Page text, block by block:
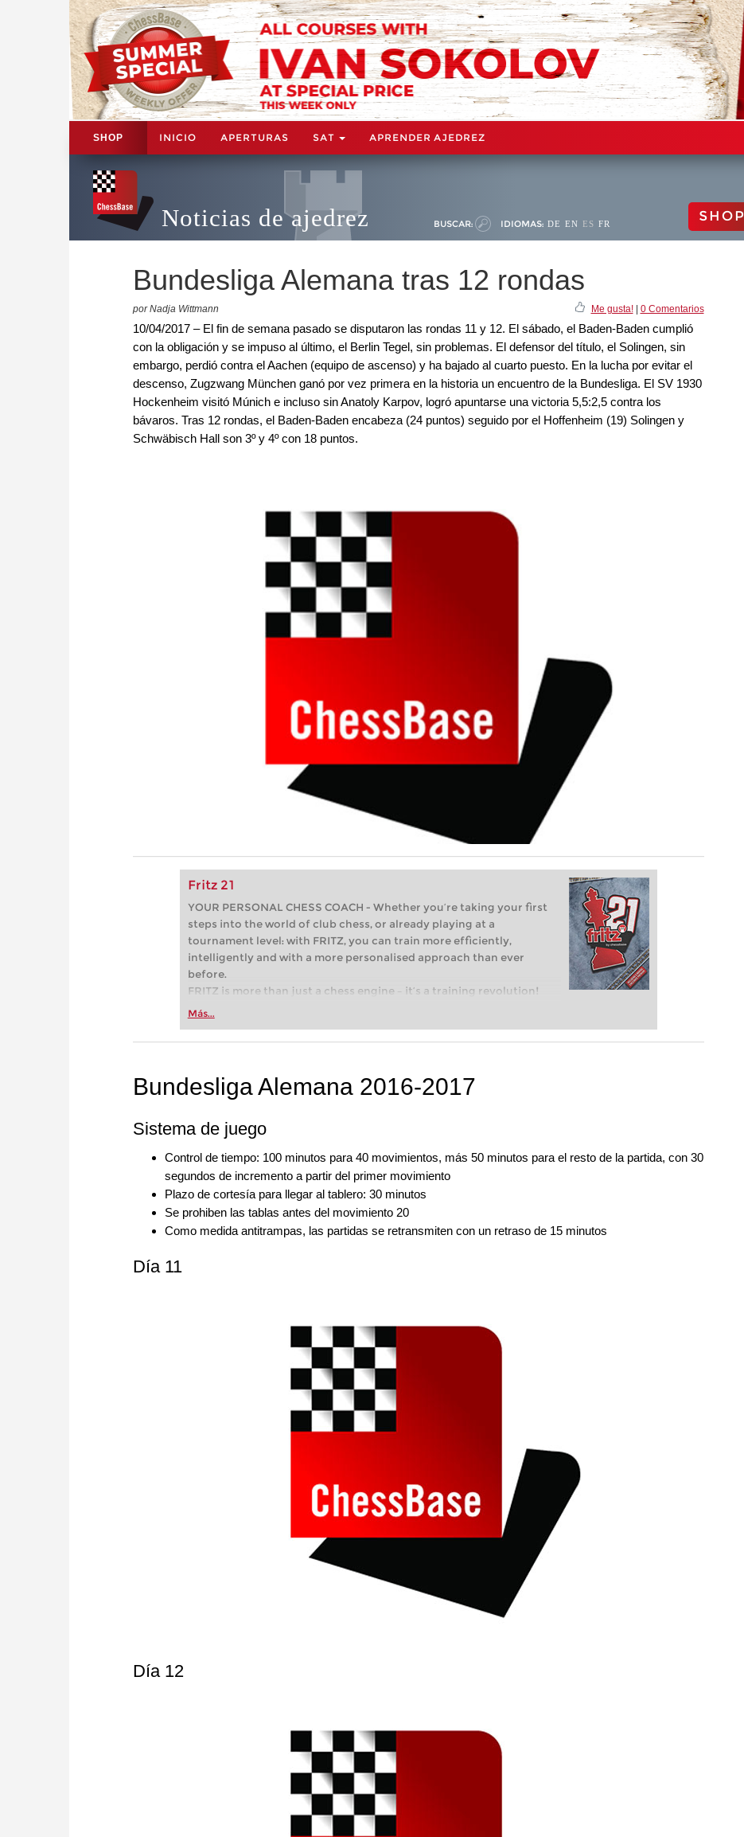
SHOP INICIO APERTURAS SAT APRENDER AJEDREZ
Noticias de ajedrez BUSCAR: IDIOMAS: DE EN ES FR SHOP
Bundesliga Alemana tras 12 rondas
por Nadja Wittmann Me gusta!| 0 Comentarios
10/04/2017 – El fin de semana pasado se disputaron las rondas 11 y 12. El sábado, el Baden-Baden cumplió
con la obligación y se impuso al último, el Berlin Tegel, sin problemas. El defensor del título, el Solingen, sin
embargo, perdió contra el Aachen (equipo de ascenso) y ha bajado al cuarto puesto. En la lucha por evitar el
descenso, Zugzwang München ganó por vez primera en la historia un encuentro de la Bundesliga. El SV 1930
Hockenheim visitó Múnich e incluso sin Anatoly Karpov, logró apuntarse una victoria 5,5:2,5 contra los
bávaros. Tras 12 rondas, el Baden-Baden encabeza (24 puntos) seguido por el Hoffenheim (19) Solingen y
Schwäbisch Hall son 3º y 4º con 18 puntos.
Fritz 21
YOUR PERSONAL CHESS COACH - Whether you’re taking your first
steps into the world of club chess, or already playing at a
tournament level: with FRITZ, you can train more efficiently,
intelligently and with a more personalised approach than ever
before.
FRITZ is more than just a chess engine – it’s a training revolution!
Whether you’re taking your first steps into the world of club chess,
more efficiently, intelligently and with a more personalised
Más...
Bundesliga Alemana 2016-2017
Sistema de juego
Control de tiempo: 100 minutos para 40 movimientos, más 50 minutos para el resto de la partida, con 30
segundos de incremento a partir del primer movimiento
Plazo de cortesía para llegar al tablero: 30 minutos
Se prohiben las tablas antes del movimiento 20
Como medida antitrampas, las partidas se retransmiten con un retraso de 15 minutos
Día 11
Día 12